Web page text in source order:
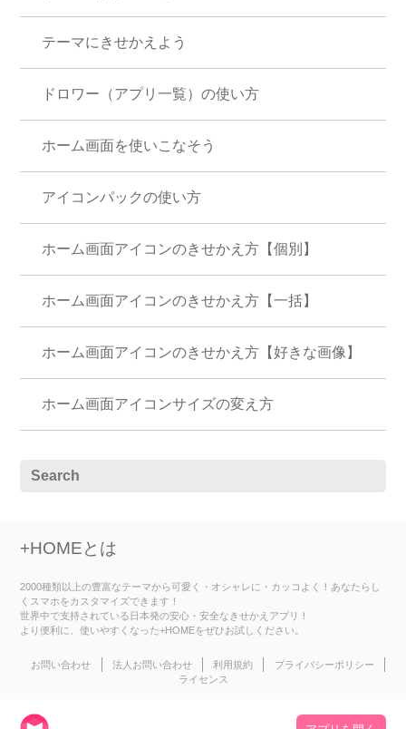
テーマにきせかえよう
ドロワー（アプリ一覧）の使い方
ホーム画面を使いこなそう
アイコンパックの使い方
ホーム画面アイコンのきせかえ方【個別】
ホーム画面アイコンのきせかえ方【一括】
ホーム画面アイコンのきせかえ方【好きな画像】
ホーム画面アイコンサイズの変え方
+HOMEとは
2000種類以上の豊富なテーマから可愛く・オシャレに・カッコよく！あなたらし
くスマホをカスタマイズできます！
世界中で支持されている日本発の安心・安全なきせかえアプリ！
より便利に、使いやすくなった+HOMEをぜひお試しください。
お問い合わせ 法人お問い合わせ 利用規約
プライバシーポリシー
ライセンス